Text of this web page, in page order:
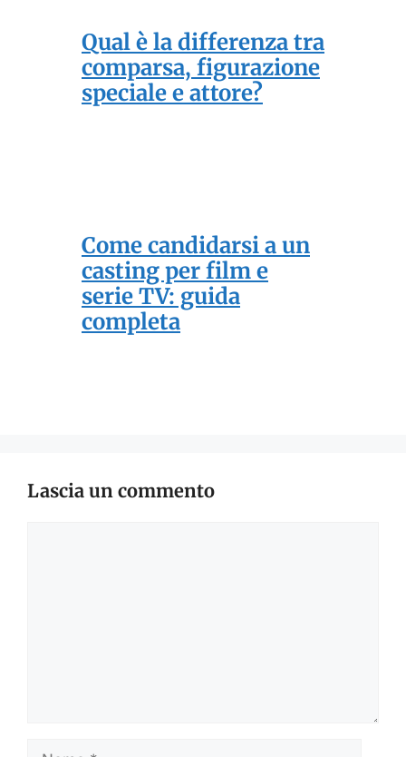
Qual è la differenza tra
comparsa, figurazione
speciale e attore?
Come candidarsi a un
casting per film e
serie TV: guida
completa
Lascia un commento
Nome